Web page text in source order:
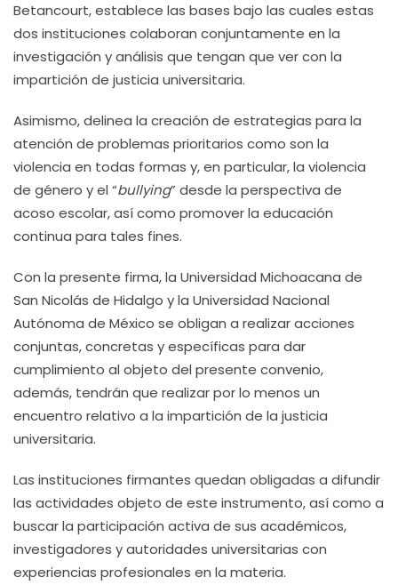
Betancourt, establece las bases bajo las cuales estas
dos instituciones colaboran conjuntamente en la
investigación y análisis que tengan que ver con la
impartición de justicia universitaria.
Asimismo, delinea la creación de estrategias para la
atención de problemas prioritarios como son la
violencia en todas formas y, en particular, la violencia
de género y el “bullying” desde la perspectiva de
acoso escolar, así como promover la educación
continua para tales fines.
Con la presente firma, la Universidad Michoacana de
San Nicolás de Hidalgo y la Universidad Nacional
Autónoma de México se obligan a realizar acciones
conjuntas, concretas y específicas para dar
cumplimiento al objeto del presente convenio,
además, tendrán que realizar por lo menos un
encuentro relativo a la impartición de la justicia
universitaria.
Las instituciones firmantes quedan obligadas a difundir
las actividades objeto de este instrumento, así como a
buscar la participación activa de sus académicos,
investigadores y autoridades universitarias con
experiencias profesionales en la materia.